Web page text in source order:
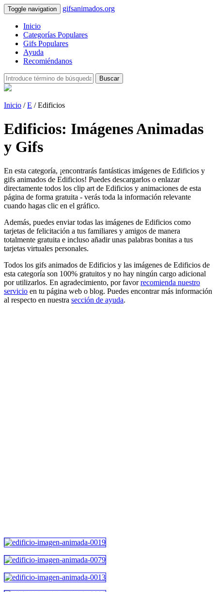
Toggle navigation gifsanimados.org
Inicio
Categorías Populares
Gifs Populares
Ayuda
Recomiéndanos
Buscar
Inicio /E / Edificios
Edificios: Imágenes Animadas
y Gifs
En esta categoría, ¡encontrarás fantásticas imágenes de Edificios y
gifs animados de Edificios! Puedes descargarlos o enlazar
directamente todos los clip art de Edificios y animaciones de esta
página de forma gratuita - verás toda la información relevante
cuando hagas clic en el gráfico.
Además, puedes enviar todas las imágenes de Edificios como
tarjetas de felicitación a tus familiares y amigos de manera
totalmente gratuita e incluso añadir unas palabras bonitas a tus
tarjetas virtuales personales.
Todos los gifs animados de Edificios y las imágenes de Edificios de
esta categoría son 100% gratuitos y no hay ningún cargo adicional
por utilizarlos. En agradecimiento, por favorrecomienda nuestro
servicio en tu página web o blog. Puedes encontrar más información
al respecto en nuestra sección de ayuda.